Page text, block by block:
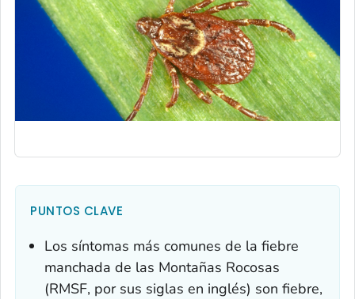
PUNTOS CLAVE
Los síntomas más comunes de la fiebre
manchada de las Montañas Rocosas
(RMSF, por sus siglas en inglés) son fiebre,